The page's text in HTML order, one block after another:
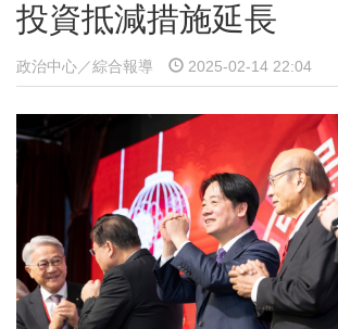
投資抵減措施延長
政治中心／綜合報導 2025-02-14 22:04